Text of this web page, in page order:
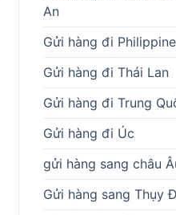
An
Gửi hàng đi
Gửi hàng đi Thái Lan
Gửi hàng đi Trung
Gửi hàng đi Úc
gửi hàng sang châu
Gửi hàng sang Thụy